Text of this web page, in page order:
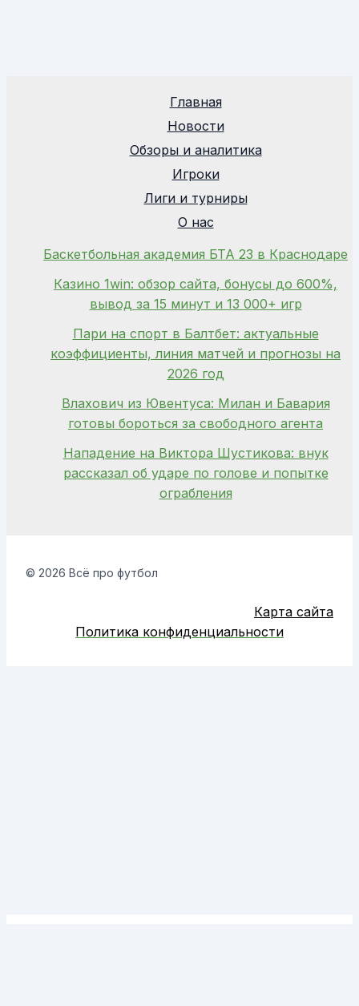
Главная
Новости
Обзоры и аналитика
Игроки
Лиги и турниры
О нас
Баскетбольная академия БТА 23 в Краснодаре
Казино 1win: обзор сайта, бонусы до 600%,
вывод за 15 минут и 13 000+ игр
Пари на спорт в Балтбет: актуальные
коэффициенты, линия матчей и прогнозы на
2026 год
Влахович из Ювентуса: Милан и Бавария
готовы бороться за свободного агента
Нападение на Виктора Шустикова: внук
рассказал об ударе по голове и попытке
ограбления
© 2026 Всё про футбол
Карта сайта
Политика конфиденциальности